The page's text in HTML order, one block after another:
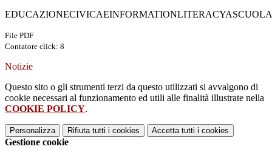
File PDF
Contatore click: 8
Notizie
Questo sito o gli strumenti terzi da questo utilizzati si avvalgono di
cookie necessari al funzionamento ed utili alle finalità illustrate nella
COOKIE POLICY.
Personalizza Rifiuta tutti i cookies Accetta tutti i cookies
Gestione cookie